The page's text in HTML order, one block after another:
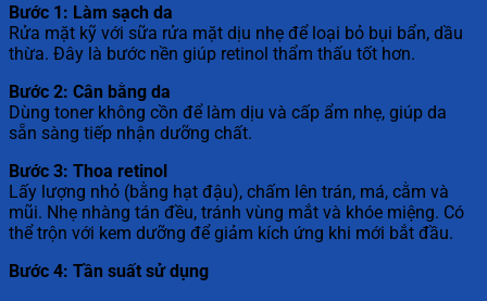
Bước 1: Làm sạch da
Rửa mặt kỹ với sữa rửa mặt dịu nhẹ để loại bỏ bụi bẩn, dầu
thừa. Đây là bước nền giúp retinol thẩm thấu tốt hơn.
Bước 2: Cân bằng da
Dùng toner không cồn để làm dịu và cấp ẩm nhẹ, giúp da
sẵn sàng tiếp nhận dưỡng chất.
Bước 3: Thoa retinol
Lấy lượng nhỏ (bằng hạt đậu), chấm lên trán, má, cằm và
mũi. Nhẹ nhàng tán đều, tránh vùng mắt và khóe miệng. Có
thể trộn với kem dưỡng để giảm kích ứng khi mới bắt đầu.
Bước 4: Tần suất sử dụng